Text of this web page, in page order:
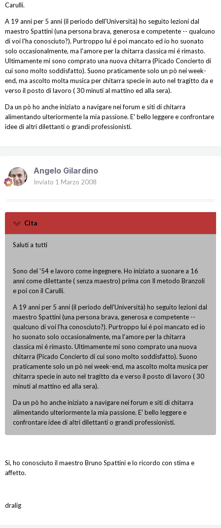
Carulli.
A 19 anni per 5 anni (il periodo dell'Università) ho seguito lezioni dal
maestro Spattini (una persona brava, generosa e competente -- qualcuno
di voi l'ha conosciuto?). Purtroppo lui é poi mancato ed io ho suonato
solo occasionalmente, ma l'amore per la chitarra classica mi é rimasto.
Ultimamente mi sono comprato una nuova chitarra (Picado Concierto di
cui sono molto soddisfatto). Suono praticamente solo un pò nei week-
end, ma ascolto molta musica per chitarra specie in auto nel tragitto da e
verso il posto di lavoro ( 30 minuti al mattino ed alla sera).
Da un pò ho anche iniziato a navigare nei forum e siti di chitarra
alimentando ulteriormente la mia passione. E' bello leggere e confrontare
idee di altri dilettanti o grandi professionisti.
Angelo Gilardino
Inviato 1 Marzo 2008
Cita
Saluti a tutti
Sono del '54 e lavoro come ingegnere. Ho iniziato a suonare a 16
anni come dilettante ( senza maestro) prima con Il metodo Branzoli
e poi con il Carulli.
A 19 anni per 5 anni (il periodo dell'Università) ho seguito lezioni dal
maestro Spattini (una persona brava, generosa e competente --
qualcuno di voi l'ha conosciuto?). Purtroppo lui é poi mancato ed io
ho suonato solo occasionalmente, ma l'amore per la chitarra
classica mi é rimasto. Ultimamente mi sono comprato una nuova
chitarra (Picado Concierto di cui sono molto soddisfatto). Suono
praticamente solo un pò nei week-end, ma ascolto molta musica per
chitarra specie in auto nel tragitto da e verso il posto di lavoro ( 30
minuti al mattino ed alla sera).
Da un pò ho anche iniziato a navigare nei forum e siti di chitarra
alimentando ulteriormente la mia passione. E' bello leggere e
confrontare idee di altri dilettanti o grandi professionisti.
Si, ho conosciuto il maestro Bruno Spattini e lo ricordo con stima e
affetto.
dralig